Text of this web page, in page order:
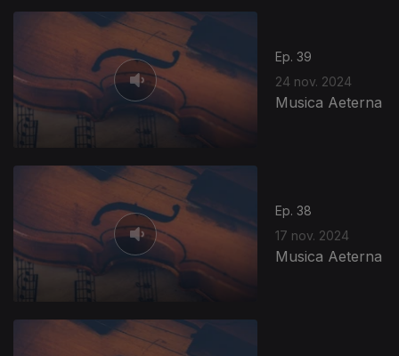
Ep. 39
24 nov. 2024
Musica Aeterna
Ep. 38
17 nov. 2024
Musica Aeterna